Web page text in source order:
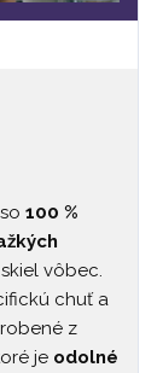
100 %
vôbec.
chuť a
z
je odolné